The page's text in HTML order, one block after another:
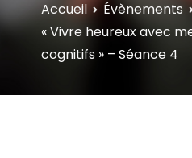
Accueil
Évènements
« Vivre heureux avec
cognitifs » – Séance 4